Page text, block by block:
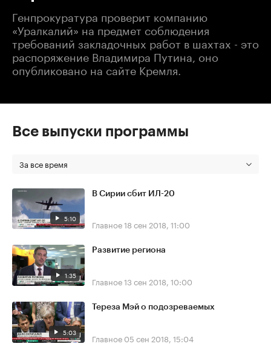
Генпрокуратура проверит компанию
«Уралкалий» на предмет соблюдения
требований закладочных работ в шахтах - это
распоряжение Владимира Путина, оно
опубликовано на сайте Кремля.
Все выпуски программы
За все время
5:10
В Сирии сбит ИЛ-20
Главное18 сен 2018, 11:00
1:35
Развитие региона
Главное13 сен 2018, 10:00
5:03
Тереза Мэй о подозреваемых
Главное 05 сен 2018, 15:04